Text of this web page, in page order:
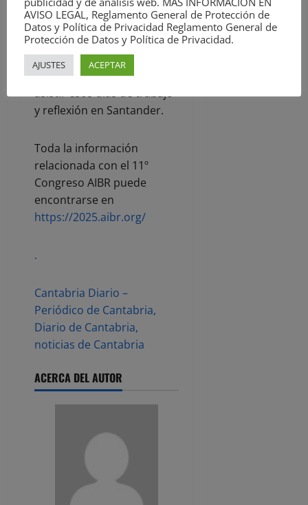
ya sean profesionales de la
antropología o que
simplemente estén
interesadas en la temática
del Congreso, puedan
asistir esos días de trabajo
y reflexión en Santander.
Toda la información
relacionada con el 11º
Congreso AIBR puede
encontrarse en
https://2025.aibr.org/
.
Cantabria Diario –
Periódico de Cantabria,
Diario de Cantabria,
noticias de Cantabria
ACERCA DEL AUTOR
AVISO LEGAL, Reglamento General de Protección de
Datos y Política de Privacidad Reglamento General de
Protección de Datos y Política de Privacidad.
AJUSTES ACEPTAR